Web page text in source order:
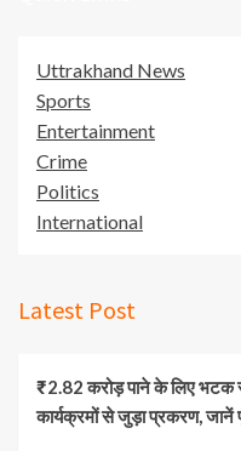
Uttrakhand News
Sports
Entertainment
Crime
Politics
International
Latest Post
₹2.82 करोड़ पाने के लिए भटक
कार्यक्रमों से जुड़ा प्रकरण, जानें